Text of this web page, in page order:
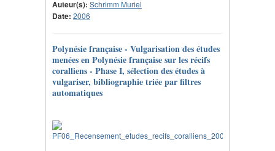
Auteur(s): Schrimm Muriel
Date: 2006
Polynésie française - Vulgarisation des études
menées en Polynésie française sur les récifs
coralliens - Phase I, sélection des études à
vulgariser, bibliographie triée par filtres
automatiques